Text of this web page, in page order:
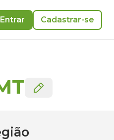
Entrar Cadastrar-se